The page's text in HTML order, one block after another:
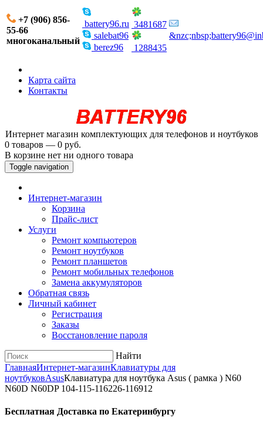
+7 (906) 856-
55-66
многоканальный
battery96.ru
salebat96
berez96
3481687
1288435
Карта сайта
Контакты
Интернет магазин комплектующих для телефонов и ноутбуков
0 товаров — 0 руб.
В корзине нет ни одного товара
Toggle navigation
Интернет-магазин
Корзина
Прайс-лист
Услуги
Ремонт компьютеров
Ремонт ноутбуков
Ремонт планшетов
Ремонт мобильных телефонов
Замена аккумуляторов
Обратная связь
Личный кабинет
Регистрация
Заказы
Восстановление пароля
Найти
ГлавнаяИнтернет-магазинКлавиатуры для
ноутбуковAsusКлавиатура для ноутбука Asus ( рамка ) N60
N60D N60DP 104-115-116226-116912
Бесплатная Доставка по Екатеринбургу